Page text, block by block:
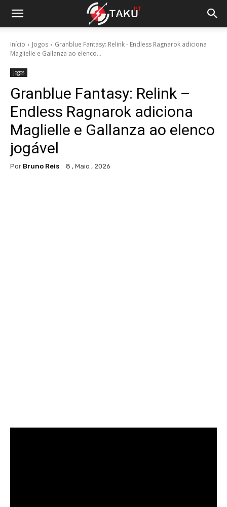
Início Jogos
Granblue Fantasy: Relink - Endless Ragnarok adiciona
Maglielle e Gallanza ao elenco...
Jogos
Granblue Fantasy: Relink –
Endless Ragnarok adiciona
Maglielle e Gallanza ao elenco
jogável
Por Bruno Reis 8 , Maio , 2026